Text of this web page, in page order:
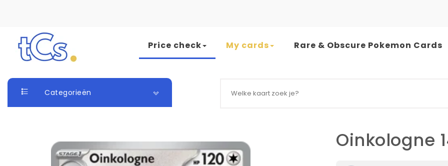
Skip to content
Price check My cards Rare & Obscure Pokemon Cards
Categorieën
Oinkologne